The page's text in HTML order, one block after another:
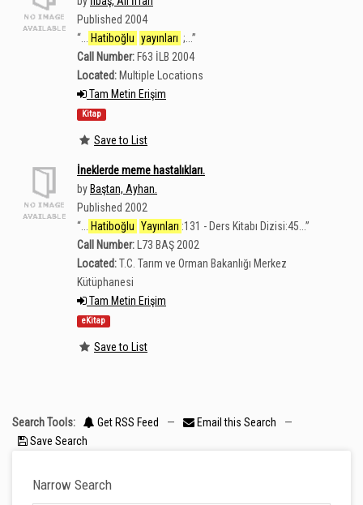
Published 2004
“
Hatiboğlu yayınları ;...”
Call Number: F63 İLB 2004
Located: Multiple Locations
Tam Metin Erişim
Kitap
Save to List
İneklerde meme hastalıkları.
by Baştan, Ayhan.
Published 2002
“
Hatiboğlu Yayınları :131 - Ders Kitabı Dizisi:45...”
Call Number:
L73 BAŞ 2002
Located:T.C. Tarım ve Orman Bakanlığı Merkez
Kütüphanesi
Tam Metin Erişim
eKitap
Save to List
Search Tools: Get RSS Feed — Email this Search
—
Save Search
Narrow Search